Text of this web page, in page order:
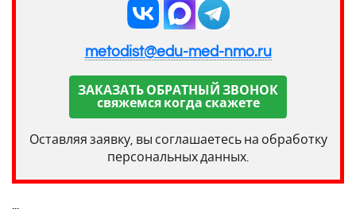
metodist@edu-med-nmo.ru
ЗАКАЗАТЬ ОБРАТНЫЙ ЗВОНОК
свяжемся когда скажете
Оставляя заявку, вы соглашаетесь на обработку
персональных данных.